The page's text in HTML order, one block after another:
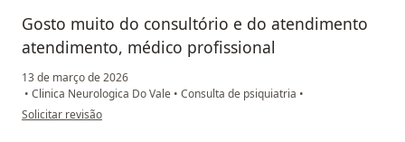
Gosto muito do consultório e do atendimento
atendimento, médico profissional
13 de março de 2026
• Clinica Neurologica Do Vale • Consulta de psiquiatria •
na opinião do utilizador Cassia Rigotti
Solicitar revisão